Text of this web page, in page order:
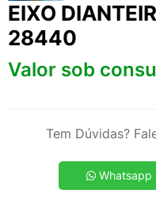
EIXO
28440
Valor sob
Tem Dúvidas?
Whatsapp